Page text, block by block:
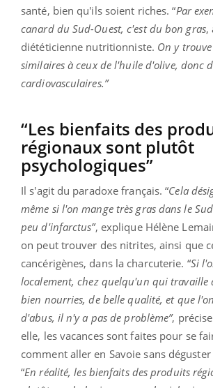
santé, bien qu'ils soient riches. “Par
canard du Sud-Ouest, c'est du bon gras,
diététicienne nutritionniste. On y
similaires à ceux de l'huile d'olive, donc
cardiovasculaires.”
“Les bienfaits des
régionaux sont plutôt
psychologiques”
Il s'agit du paradoxe français. “Cela
même si l'on mange très gras dans le
peu d'infarctus”, explique Hélène
on peut trouver des nitrites, ainsi que
cancérigènes, dans la charcuterie. “Si
localement, chez quelqu'un qui travaille
bien nourries, de belle qualité, et que
d'abus, il n'y a pas de problème”,
elle, les vacances sont faites pour se
comment aller en Savoie sans
“En réalité, les bienfaits des produits